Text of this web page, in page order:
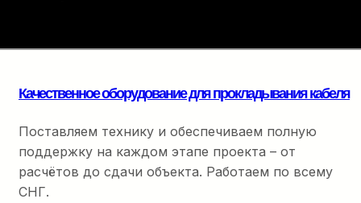
Качественное оборудование для прокладывания кабеля
Поставляем технику и обеспечиваем полную
поддержку на каждом этапе проекта – от
расчётов до сдачи объекта. Работаем по всему
СНГ.